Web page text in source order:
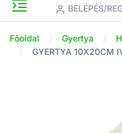
BELÉPÉS/
Főoldal Gyertya
GYERTYA 10X20CM